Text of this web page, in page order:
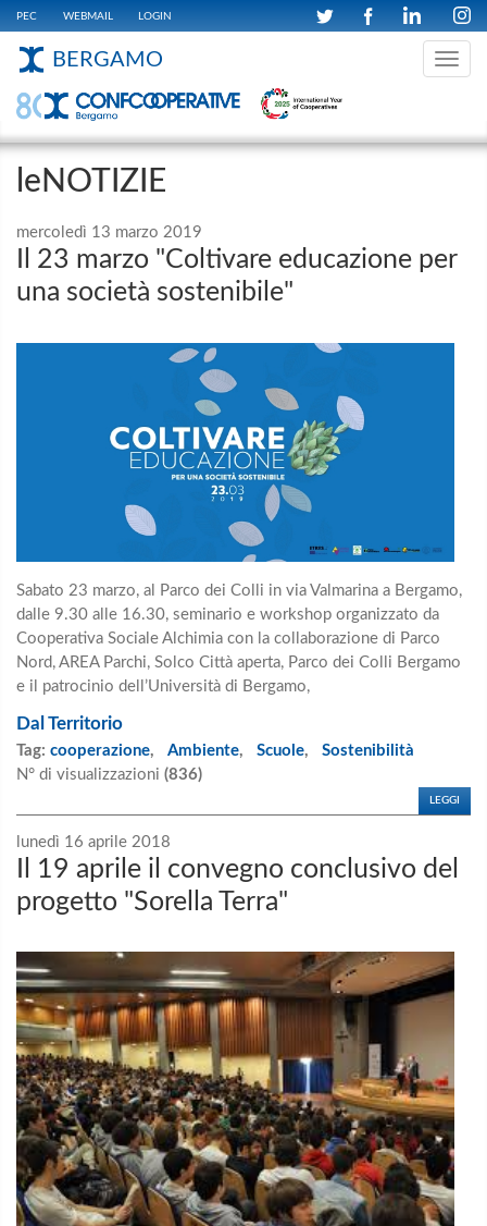
PEC WEBMAIL LOGIN
Toggle
BERGAMO
leNOTIZIE
mercoledì 13 marzo 2019
Il 23 marzo "Coltivare educazione per
una società sostenibile"
Sabato 23 marzo, al Parco dei Colli in via Valmarina a Bergamo,
dalle 9.30 alle 16.30, seminario e workshop organizzato da
Cooperativa Sociale Alchimia con la collaborazione di Parco
Nord, AREA Parchi, Solco Città aperta, Parco dei Colli Bergamo
e il patrocinio dell’Università di Bergamo,
Dal Territorio
Tag: cooperazione, Ambiente, Scuole, Sostenibilità
N° di visualizzazioni (836)
LEGGI
lunedì 16 aprile 2018
Il 19 aprile il convegno conclusivo del
progetto "Sorella Terra"